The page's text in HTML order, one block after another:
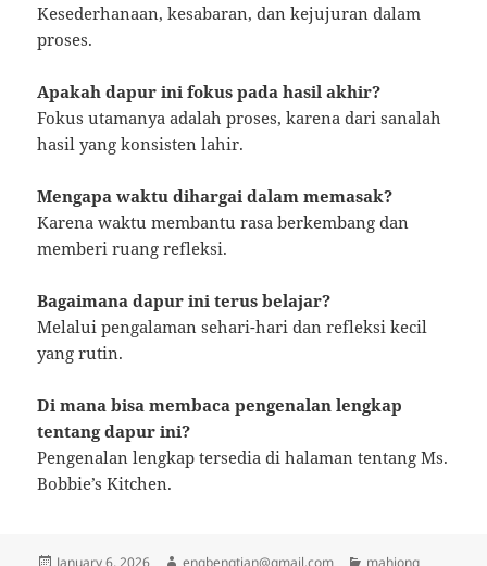
Kesederhanaan, kesabaran, dan kejujuran dalam
proses.
Apakah dapur ini fokus pada hasil akhir?
Fokus utamanya adalah proses, karena dari sanalah
hasil yang konsisten lahir.
Mengapa waktu dihargai dalam memasak?
Karena waktu membantu rasa berkembang dan
memberi ruang refleksi.
Bagaimana dapur ini terus belajar?
Melalui pengalaman sehari-hari dan refleksi kecil
yang rutin.
Di mana bisa membaca pengenalan lengkap
tentang dapur ini?
Pengenalan lengkap tersedia di halaman tentang Ms.
Bobbie’s Kitchen.
Posted
January 6, 2026 Author
engbengtian@gmail.com Categories
mahjong